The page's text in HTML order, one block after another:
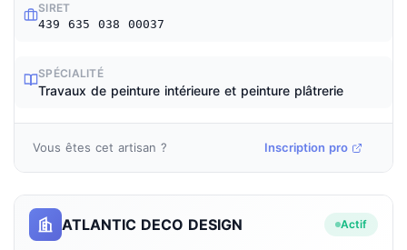
SIRET
439 635 038 00037
SPÉCIALITÉ
Travaux de peinture intérieure et peinture plâtrerie
Vous êtes cet artisan ? Inscription pro
ATLANTIC DECO DESIGN Actif